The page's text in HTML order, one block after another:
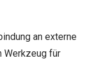
an externe
Werkzeug für